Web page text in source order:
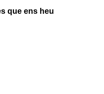
que ens heu